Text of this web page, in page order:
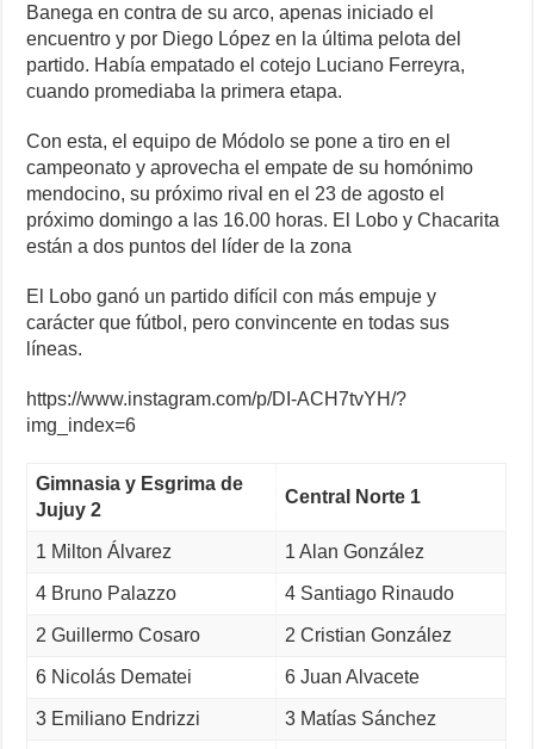
Banega en contra de su arco, apenas iniciado el
encuentro y por Diego López en la última pelota del
partido. Había empatado el cotejo Luciano Ferreyra,
cuando promediaba la primera etapa.
Con esta, el equipo de Módolo se pone a tiro en el
campeonato y aprovecha el empate de su homónimo
mendocino, su próximo rival en el 23 de agosto el
próximo domingo a las 16.00 horas. El Lobo y Chacarita
están a dos puntos del líder de la zona
El Lobo ganó un partido difícil con más empuje y
carácter que fútbol, pero convincente en todas sus
líneas.
https://www.instagram.com/p/DI-ACH7tvYH/?
img_index=6
Gimnasia y Esgrima de
Jujuy 2
Central Norte 1
1 Milton Álvarez 1 Alan González
4 Bruno Palazzo 4 Santiago Rinaudo
2 Guillermo Cosaro 2 Cristian González
6 Nicolás Dematei 6 Juan Alvacete
3 Emiliano Endrizzi 3 Matías Sánchez